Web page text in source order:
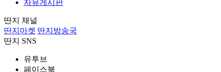
자유게시판
딴지 채널
딴지마켓 딴지방송국
딴지 SNS
유투브
페이스북